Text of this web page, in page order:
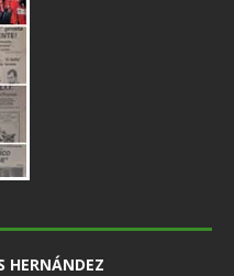
HERNÁNDEZ